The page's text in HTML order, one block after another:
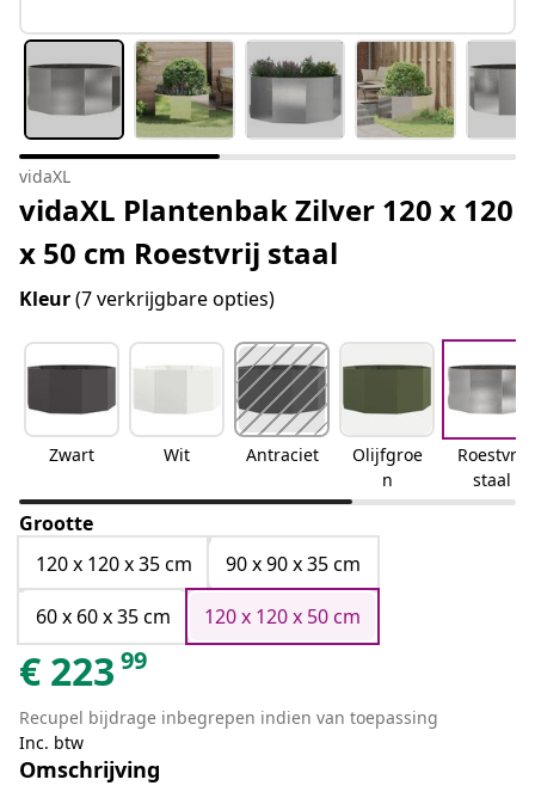
vidaXL
vidaXL Plantenbak Zilver 120 x 120
x 50 cm Roestvrij staal
Kleur(7 verkrijgbare opties)
Zwart Wit Antraciet
Olijfgroe
n
Roestvrij
staal
Grootte
120 x 120 x 35 cm
90 x 90 x 35 cm
60 x 60 x 35 cm
120 x 120 x 50 cm
€ 223 99
Recupel bijdrage inbegrepen indien van toepassing
Inc. btw
Omschrijving